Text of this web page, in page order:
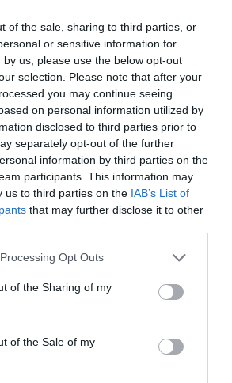
of the sale, sharing to third parties, or
or sensitive information for
us, please use the below opt-out
selection. Please note that after your
you may continue seeing
on personal information utilized by
disclosed to third parties prior to
separately opt-out of the further
information by third parties on the
participants. This information may
us to third parties on the IAB’s List of
that may further disclose it to other
Opt Outs
of the Sharing of my
of the Sale of my
τη δημοσίευση στο Instagram.
αποστολή του να βοηθήσει
η δική του. Μάλιστα, ίδρυσε
Farrell», το οποίο θα παρέχει
άτομα που